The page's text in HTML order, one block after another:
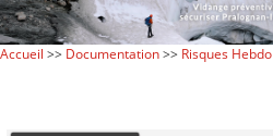
Accueil >> Documentation>> Risques Hebdo